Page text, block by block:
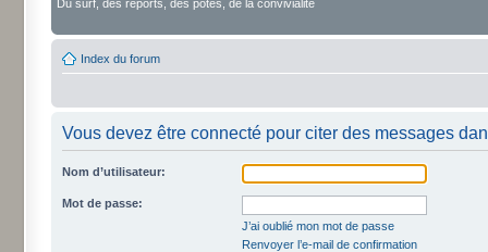
Du surf, des reports, des potes, de la convivialité
Index du forum
Vous devez être connecté pour citer des messages
Nom d’utilisateur:
Mot de passe:
J’ai oublié mon mot de passe
Renvoyer l’e-mail de confirmation